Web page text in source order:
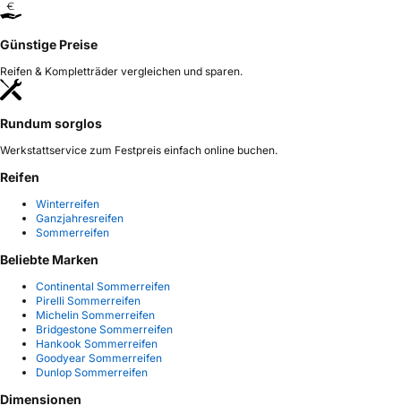
Günstige Preise
Reifen & Kompletträder vergleichen und sparen.
Rundum sorglos
Werkstattservice zum Festpreis einfach online buchen.
Reifen
Winterreifen
Ganzjahresreifen
Sommerreifen
Beliebte Marken
Continental Sommerreifen
Pirelli Sommerreifen
Michelin Sommerreifen
Bridgestone Sommerreifen
Hankook Sommerreifen
Goodyear Sommerreifen
Dunlop Sommerreifen
Dimensionen